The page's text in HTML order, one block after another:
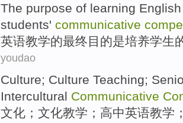
The purpose of learning English
students' communicative
英语教学的最终目的是培养学生
youdao
Culture; Culture Teaching;
Intercultural Communicative
文化 ；文化教学 ； 高中英语教学